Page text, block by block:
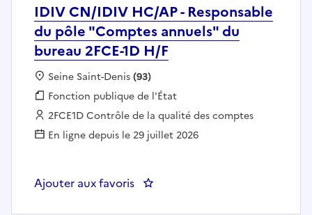
IDIV CN/IDIV HC/AP - Responsable
du pôle "Comptes annuels" du
bureau 2FCE-1D H/F
Localisation :
Seine Saint-Denis(93)
Fonction publique :
Fonction publique de l'État
Employeur :
2FCE1D Contrôle de la qualité des comptes
En ligne depuis le 29 juillet 2026
Ajouter aux favoris : IDIV CN/IDIV HC/AP -